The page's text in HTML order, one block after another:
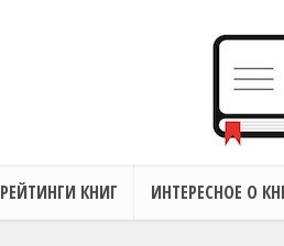
РЕЙТИНГИ КНИГ ИНТЕРЕСНОЕ О